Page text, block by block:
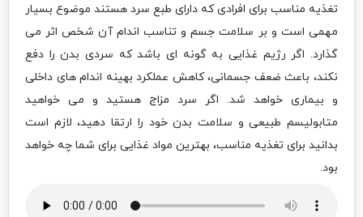
تغذیه مناسب برای افرادی که دارای طبع سرد هستند موضوع بسیار
مهمی است و بر سلامت جسم و تناسب اندام آن شخص اثر می
گذارد. اگر رژیم غذایی به گونه ای باشد که سردی بدن را دفع
نکند، باعث ضعف جسمانی، کاهش عملکرد بهینه اندام های داخلی
و بیماری خواهد شد. اگر سرد مزاج هستید و می خواهید
متابولیسم طبیعی و سلامت بدن خود را ارتقا دهید، لازم است
بدانید برای تغذیه مناسب، بهترین مواد غذایی برای شما چه خواهد
بود.